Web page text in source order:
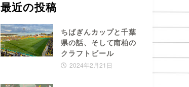
最近の投稿
ちばぎんカップと千葉
県の話、そして南柏の
クラフトビール
2024年2月21日